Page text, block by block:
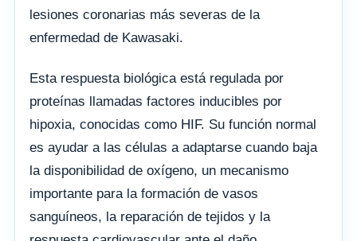
lesiones coronarias más severas de la
enfermedad de Kawasaki.
Esta respuesta biológica está regulada por
proteínas llamadas factores inducibles por
hipoxia, conocidas como HIF. Su función normal
es ayudar a las células a adaptarse cuando baja
la disponibilidad de oxígeno, un mecanismo
importante para la formación de vasos
sanguíneos, la reparación de tejidos y la